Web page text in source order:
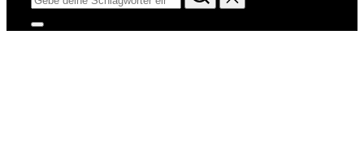
nach:
Seitenleiste